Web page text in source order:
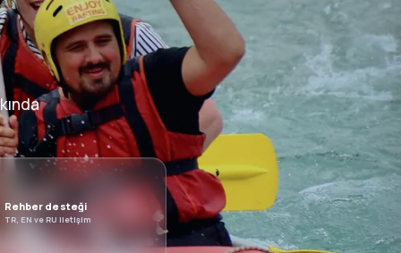
Rehber desteği
TR, EN ve RU iletişim